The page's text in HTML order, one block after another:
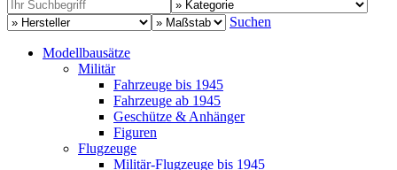
Suchen
Modellbausätze
Militär
Fahrzeuge bis 1945
Fahrzeuge ab 1945
Geschütze & Anhänger
Figuren
Flugzeuge
Militär-Flugzeuge bis 1945